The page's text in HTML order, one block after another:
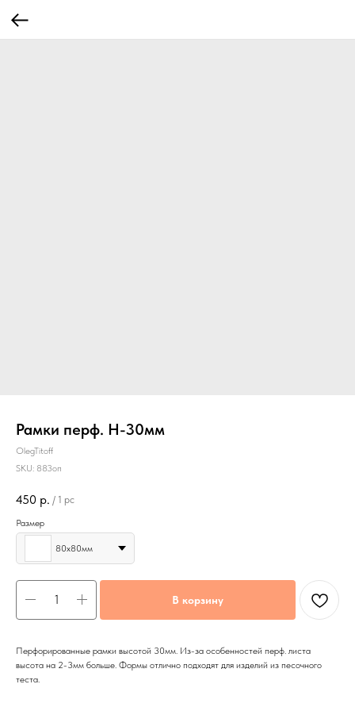
Рамки перф. Н-30мм
OlegTitoff
SKU: 883оп
450 р. / 1 pc
Размер
80х80мм
В корзину
Перфорированные рамки высотой 30мм. Из-за особенностей перф. листа
высота на 2-3мм больше. Формы отлично подходят для изделий из песочного
теста.